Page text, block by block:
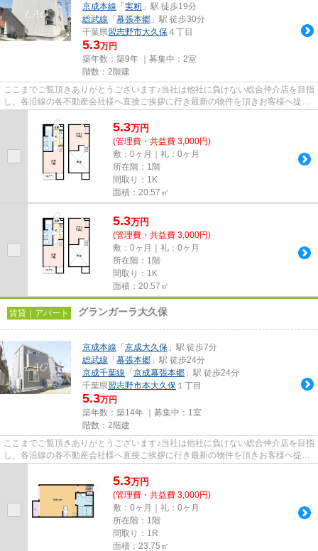
京成本線 「 実籾 」駅 徒歩19分
総武線 「 幕張本郷 」駅 徒歩30分
千葉県習志野市大久保 ４丁目
5.3万円
築年数：築9年 ｜募集中： 2室
階数：2階建
ここまでご覧頂きありがとうございます♪当社は他社に負けない総合仲介店を目指
し、各沿線の各不動産会社様へ直接ご挨拶に行き最新の物件を頂きお客様へ提供
5.3万円
(管理費・共益費 3,000円)
敷：0ヶ月｜礼：0ヶ月
所在階：1階
間取り：1K
面積：20.57㎡
5.3万円
(管理費・共益費 3,000円)
敷：0ヶ月｜礼：0ヶ月
所在階：1階
間取り：1K
面積：20.57㎡
賃貸｜アパート グランガーラ大久保
京成本線 「 京成大久保 」駅 徒歩7分
総武線 「 幕張本郷 」駅 徒歩24分
京成千葉線 「 京成幕張本郷 」駅 徒歩24分
千葉県習志野市本大久保 １丁目
5.3万円
築年数：築14年 ｜募集中： 1室
階数：2階建
ここまでご覧頂きありがとうございます♪当社は他社に負けない総合仲介店を目指
し、各沿線の各不動産会社様へ直接ご挨拶に行き最新の物件を頂きお客様へ提供
5.3万円
(管理費・共益費 3,000円)
敷：0ヶ月｜礼：0ヶ月
所在階：1階
間取り：1R
面積：23.75㎡